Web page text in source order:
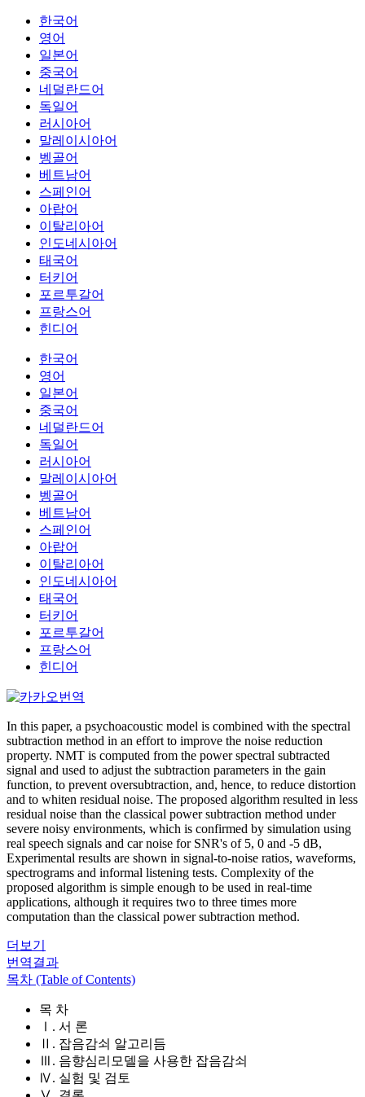
한국어
영어
일본어
중국어
네덜란드어
독일어
러시아어
말레이시아어
벵골어
베트남어
스페인어
아랍어
이탈리아어
인도네시아어
태국어
터키어
포르투갈어
프랑스어
힌디어
한국어
영어
일본어
중국어
네덜란드어
독일어
러시아어
말레이시아어
벵골어
베트남어
스페인어
아랍어
이탈리아어
인도네시아어
태국어
터키어
포르투갈어
프랑스어
힌디어
In this paper, a psychoacoustic model is combined with the spectral
subtraction method in an effort to improve the noise reduction
property. NMT is computed from the power spectral subtracted
signal and used to adjust the subtraction parameters in the gain
function, to prevent oversubtraction, and, hence, to reduce distortion
and to whiten residual noise. The proposed algorithm resulted in less
residual noise than the classical power subtraction method under
severe noisy environments, which is confirmed by simulation using
real speech signals and car noise for SNR's of 5, 0 and -5 dB,
Experimental results are shown in signal-to-noise ratios, waveforms,
spectrograms and informal listening tests. Complexity of the
proposed algorithm is simple enough to be used in real-time
applications, although it requires two to three times more
computation than the classical power subtraction method.
더보기
번역결과
목차 (Table of Contents)
목 차
Ⅰ. 서 론
Ⅱ. 잡음감쇠 알고리듬
Ⅲ. 음향심리모델을 사용한 잡음감쇠
Ⅳ. 실험 및 검토